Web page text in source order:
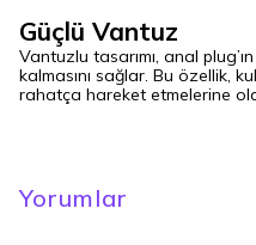
Güçlü Vantuz
Vantuzlu tasarımı, anal
kalmasını sağlar. Bu özellik,
rahatça hareket etmelerine
Yorumlar